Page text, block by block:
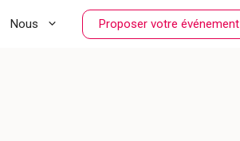
Nous Proposer votre événement